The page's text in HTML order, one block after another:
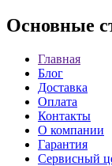
Основные
Главная
Блог
Доставка
Оплата
Контакты
О компании
Гарантия
Сервисный